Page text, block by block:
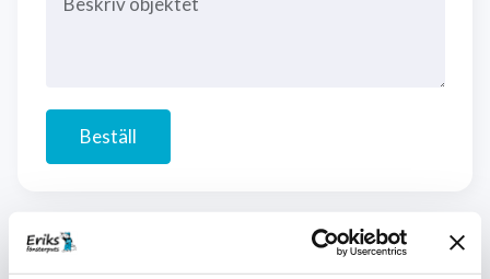
Beställ